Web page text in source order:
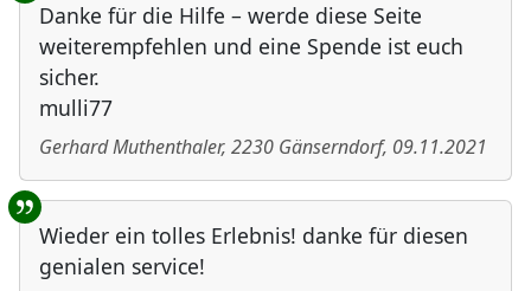
Danke für die Hilfe – werde diese Seite
weiterempfehlen und eine Spende ist euch
sicher.
mulli77
Gerhard Muthenthaler, 2230 Gänserndorf, 09.11.2021
Wieder ein tolles Erlebnis! danke für diesen
genialen service!